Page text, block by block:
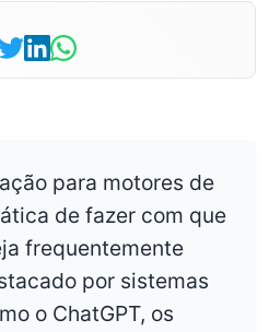
para motores de
de fazer com que
frequentemente
por sistemas
o ChatGPT, os